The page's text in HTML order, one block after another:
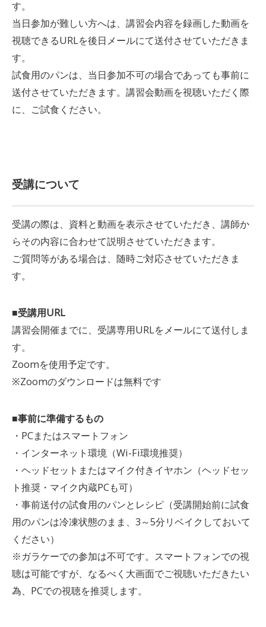
す。
当日参加が難しい方へは、講習会内容を録画した動画を
視聴できるURLを後日メールにて送付させていただきま
す。
試食用のパンは、当日参加不可の場合であっても事前に
送付させていただきます。講習会動画を視聴いただく際
に、ご試食ください。
受講について
受講の際は、資料と動画を表示させていただき、講師か
らその内容に合わせて説明させていただきます。
ご質問等がある場合は、随時ご対応させていただきま
す。
■受講用URL
講習会開催までに、受講専用URLをメールにて送付しま
す。
Zoomを使用予定です。
※Zoomのダウンロードは無料です
■事前に準備するもの
・PCまたはスマートフォン
・インターネット環境（Wi-Fi環境推奨）
・ヘッドセットまたはマイク付きイヤホン（ヘッドセッ
ト推奨・マイク内蔵PCも可）
・事前送付の試食用のパンとレシピ（受講開始前に試食
用のパンは冷凍状態のまま、3～5分リベイクしておいて
ください）
※ガラケーでの参加は不可です。スマートフォンでの視
聴は可能ですが、なるべく大画面でご視聴いただきたい
為、PCでの視聴を推奨します。